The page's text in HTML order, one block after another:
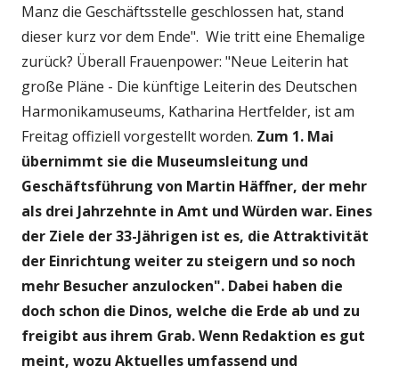
Manz die Geschäftsstelle geschlossen hat, stand
dieser kurz vor dem Ende". Wie tritt eine Ehemalige
zurück? Überall Frauenpower: "Neue Leiterin hat
große Pläne - Die künftige Leiterin des Deutschen
Harmonikamuseums, Katharina Hertfelder, ist am
Freitag offiziell vorgestellt worden. Zum 1. Mai
übernimmt sie die Museumsleitung und
Geschäftsführung von Martin Häffner, der mehr
als drei Jahrzehnte in Amt und Würden war. Eines
der Ziele der 33-Jährigen ist es, die Attraktivität
der Einrichtung weiter zu steigern und so noch
mehr Besucher anzulocken". Dabei haben die
doch schon die Dinos, welche die Erde ab und zu
freigibt aus ihrem Grab. Wenn Redaktion es gut
meint, wozu Aktuelles umfassend und